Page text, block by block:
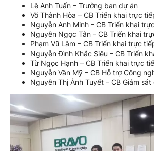
Lê Anh Tuấn – Trưởng ban dự án
Võ Thành Hòa – CB Triển khai trực
Nguyễn Anh Minh – CB Triển khai
Nguyễn Ngọc Tân – CB Triển khai
Phạm Vũ Lâm – CB Triển khai trực
Nguyễn Đình Khắc Siêu – CB Triển
Từ Ngọc Hạnh – CB Triển khai trực
Nguyễn Văn Mỹ – CB Hỗ trợ Công
Nguyễn Thị Ánh Tuyết – CB Giám